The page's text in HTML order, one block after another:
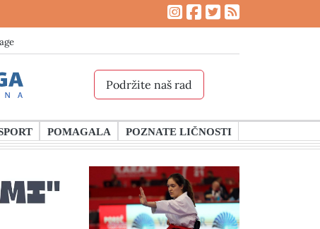
Podržite naš rad
POMAGALA POZNATE LIČNOSTI